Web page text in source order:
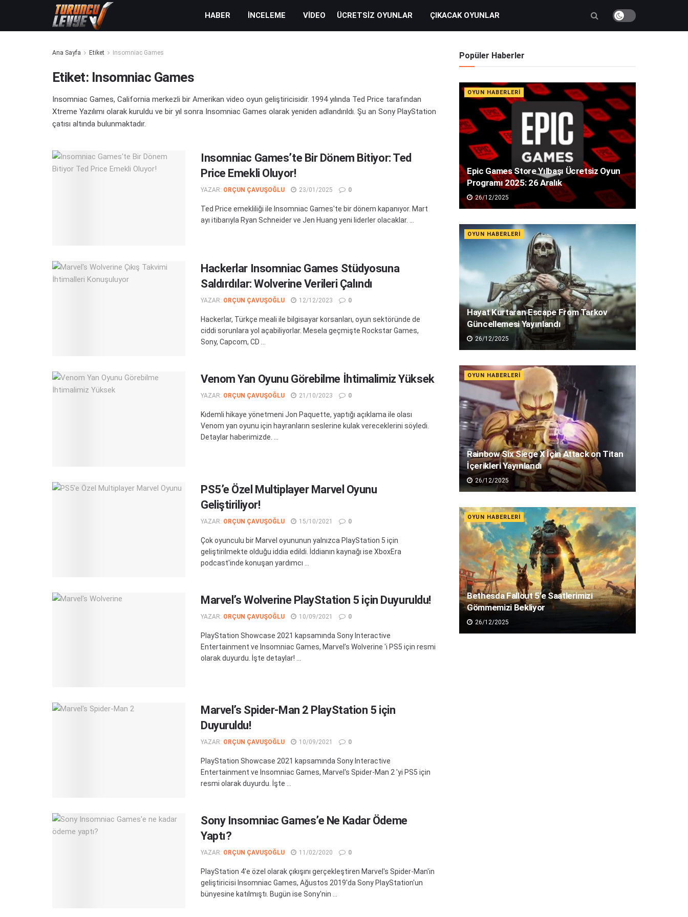
HABER İNCELEME VIDEO ÜCRETSIZ OYUNLAR ÇIKACAK OYUNLAR
Ana Sayfa Etiket Insomniac Games
Etiket: Insomniac Games
Insomniac Games, California merkezli bir Amerikan video oyun geliştiricisidir. 1994 yılında Ted Price tarafından
Xtreme Yazılımı olarak kuruldu ve bir yıl sonra Insomniac Games olarak yeniden adlandırıldı. Şu an Sony PlayStation
çatısı altında bulunmaktadır.
Insomniac Games’te Bir Dönem Bitiyor: Ted
Price Emekli Oluyor!
YAZAR: ORÇUN ÇAVUŞOĞLU 23/01/2025 0
Ted Price emekliliği ile Insomniac Games'te bir dönem kapanıyor. Mart
ayı itibarıyla Ryan Schneider ve Jen Huang yeni liderler olacaklar. ...
Hackerlar Insomniac Games Stüdyosuna
Saldırdılar: Wolverine Verileri Çalındı
YAZAR: ORÇUN ÇAVUŞOĞLU 12/12/2023 0
Hackerlar, Türkçe meali ile bilgisayar korsanları, oyun sektöründe de
ciddi sorunlara yol açabiliyorlar. Mesela geçmişte Rockstar Games,
Sony, Capcom, CD ...
Venom Yan Oyunu Görebilme İhtimalimiz Yüksek
YAZAR: ORÇUN ÇAVUŞOĞLU 21/10/2023 0
Kıdemli hikaye yönetmeni Jon Paquette, yaptığı açıklama ile olası
Venom yan oyunu için hayranların seslerine kulak vereceklerini söyledi.
Detaylar haberimizde. ...
PS5’e Özel Multiplayer Marvel Oyunu
Geliştiriliyor!
YAZAR: ORÇUN ÇAVUŞOĞLU 15/10/2021 0
Çok oyunculu bir Marvel oyununun yalnızca PlayStation 5 için
geliştirilmekte olduğu iddia edildi. İddianın kaynağı ise XboxEra
podcast'inde konuşan yardımcı ...
Marvel’s Wolverine PlayStation 5 için Duyuruldu!
YAZAR: ORÇUN ÇAVUŞOĞLU 10/09/2021 0
PlayStation Showcase 2021 kapsamında Sony Interactive
Entertainment ve Insomniac Games, Marvel’s Wolverine 'i PS5 için resmi
olarak duyurdu. İşte detaylar! ...
Marvel’s Spider-Man 2 PlayStation 5 için
Duyuruldu!
YAZAR: ORÇUN ÇAVUŞOĞLU 10/09/2021 0
PlayStation Showcase 2021 kapsamında Sony Interactive
Entertainment ve Insomniac Games, Marvel's Spider-Man 2 'yi PS5 için
resmi olarak duyurdu. İşte ...
Sony Insomniac Games’e Ne Kadar Ödeme
Yaptı?
YAZAR: ORÇUN ÇAVUŞOĞLU 11/02/2020 0
PlayStation 4'e özel olarak çıkışını gerçekleştiren Marvel's Spider-Man'in
geliştiricisi Insomniac Games, Ağustos 2019'da Sony PlayStation'un
bünyesine katılmıştı. Bugün ise Sony'nin ...
Popüler Haberler
OYUN HABERLERI
Epic Games Store Yılbaşı Ücretsiz Oyun
Programı 2025: 26 Aralık
26/12/2025
OYUN HABERLERI
Hayat Kurtaran Escape From Tarkov
Güncellemesi Yayınlandı
26/12/2025
OYUN HABERLERI
Rainbow Six Siege X İçin Attack on Titan
İçerikleri Yayınlandı
26/12/2025
OYUN HABERLERI
Bethesda Fallout 5’e Saatlerimizi
Gömmemizi Bekliyor
26/12/2025